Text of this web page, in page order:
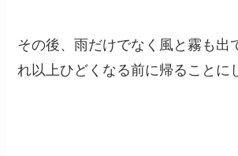
その後、雨だけでなく風と霧も出
れ以上ひどくなる前に帰ることに